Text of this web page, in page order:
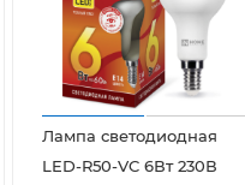
Лампа светодиодная
LED-R50-VC 6Вт 230В